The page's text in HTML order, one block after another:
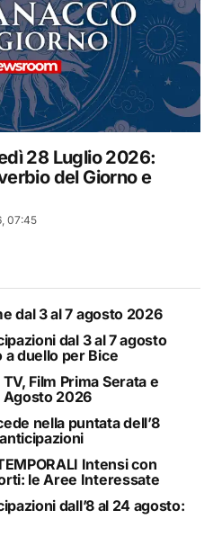
28 Luglio 2026:
del Giorno e
07:45
dal 3 al 7 agosto 2026
dal 3 al 7 agosto
duello per Bice
Film Prima Serata e
Agosto 2026
nella puntata dell’8
Intensi con
le Aree Interessate
dall’8 al 24 agosto: